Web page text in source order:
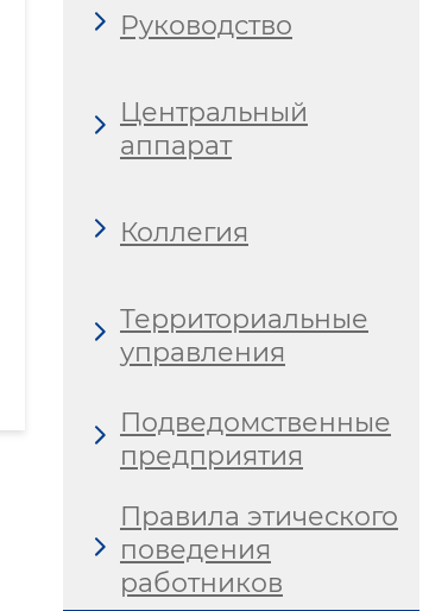
Руководство
Центральный
аппарат
Коллегия
Территориальные
управления
Подведомственные
предприятия
Правила этического
поведения
работников